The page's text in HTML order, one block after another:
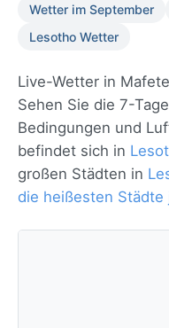
Wetter im September
Lesotho Wetter
Live-Wetter in
Sehen Sie die 7-
Bedingungen und
befindet sich in
großen Städten in
die heißesten Städte